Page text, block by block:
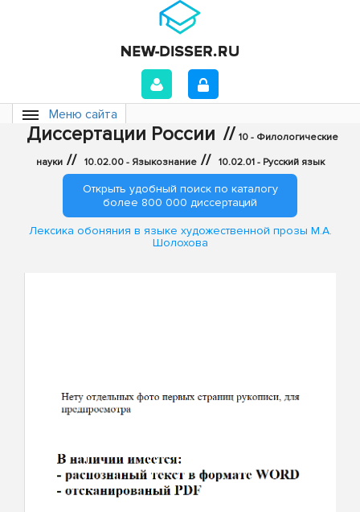
Меню сайта
Диссертации России // 10 - Филологические
науки // 10.02.00 - Языкознание // 10.02.01 - Русский язык
Открыть удобный поиск по каталогу
более 800 000 диссертаций
Лексика обоняния в языке художественной прозы М.А.
Шолохова